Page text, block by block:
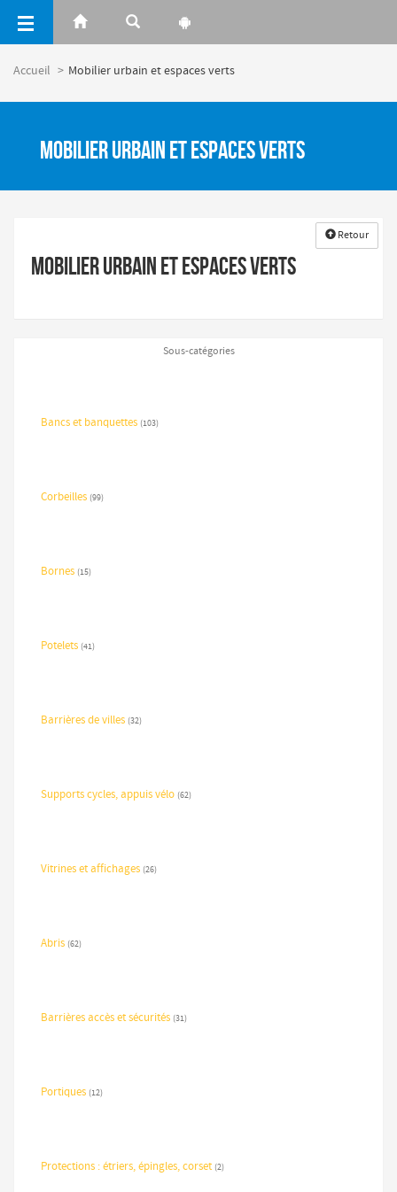
Accueil Mobilier urbain et espaces verts
Mobilier urbain et espaces verts
Mobilier urbain et espaces verts
Retour
Sous-catégories
Bancs et banquettes (103)
Corbeilles (99)
Bornes (15)
Potelets (41)
Barrières de villes (32)
Supports cycles, appuis vélo (62)
Vitrines et affichages (26)
Abris (62)
Barrières accès et sécurités (31)
Portiques (12)
Protections : étriers, épingles, corset (2)